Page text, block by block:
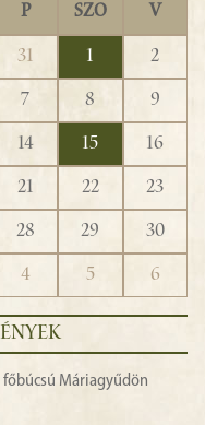
P SZO V
31 1
2
7 8
9
14 15
16
21 22
23
28 29
30
4 5 6
főbúcsú Máriagyűdön